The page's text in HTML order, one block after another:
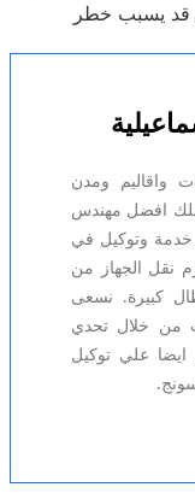
قد يسبب خطر
واقاليم ومدن
افضل مهندس
وتوكيل في
نقل الجهاز من
كبيرة. نسعى
من خلال تحدي
ايضا علي توكيل